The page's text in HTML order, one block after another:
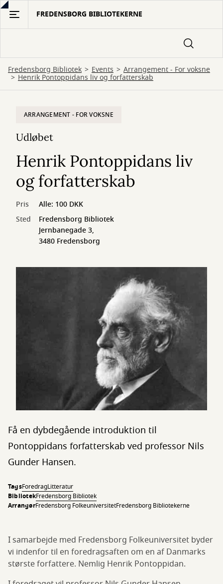
Gå
hovedindhold
FREDENSBORG BIBLIOTEKERNE
Fredensborg Bibliotek Events Arrangement - For voksne
Henrik Pontoppidans liv og forfatterskab
ARRANGEMENT - FOR VOKSNE
Udløbet
Henrik Pontoppidans liv
og forfatterskab
Pris
Alle: 100 DKK
Sted
Fredensborg Bibliotek
Jernbanegade 3,
3480 Fredensborg
Få en dybdegående introduktion til
Pontoppidans forfatterskab ved professor Nils
Gunder Hansen.
TagsForedragLitteratur
BibliotekFredensborg Bibliotek
ArrangørFredensborg FolkeuniversitetFredensborg Bibliotekerne
I samarbejde med Fredensborg Folkeuniversitet byder
vi indenfor til en foredragsaften om en af Danmarks
største forfattere. Nemlig Henrik Pontoppidan.